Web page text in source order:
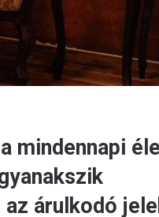
mindennapi
árulkodó